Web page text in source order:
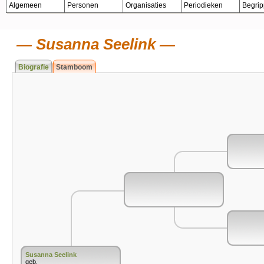
Algemeen Personen Organisaties Periodieken
Susanna Seelink
Biografie Stamboom
Susanna Seelink
geb.